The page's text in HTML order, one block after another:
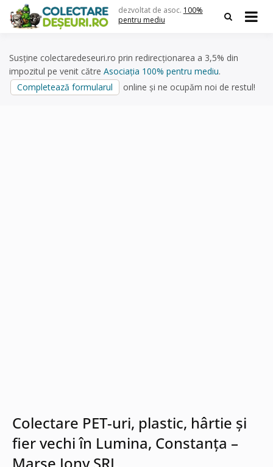
content
dezvoltat de asoc. 100%
pentru mediu
Susține colectaredeseuri.ro prin redirecționarea a 3,5% din
impozitul pe venit către Asociația 100% pentru mediu.
Completează formularul
online și ne ocupăm noi de restul!
Colectare PET-uri, plastic, hârtie și
fier vechi în Lumina, Constanța –